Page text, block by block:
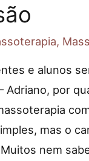
,
e alunos
Adriano, por
mas o
nem